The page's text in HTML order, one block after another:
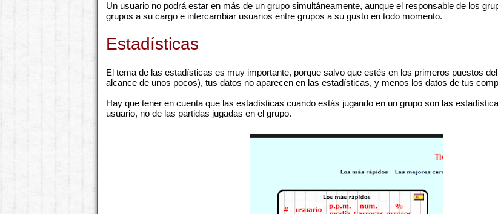
Un usuario no podrá estar en más de un grupo simultáneamente, aunque el responsable de los
grupos a su cargo e intercambiar usuarios entre grupos a su gusto en todo momento.
Estadísticas
El tema de las estadísticas es muy importante, porque salvo que estés en los primeros puestos
alcance de unos pocos), tus datos no aparecen en las estadísticas, y menos los datos de tus
Hay que tener en cuenta que las estadísticas cuando estás jugando en un grupo son las
usuario, no de las partidas jugadas en el grupo.